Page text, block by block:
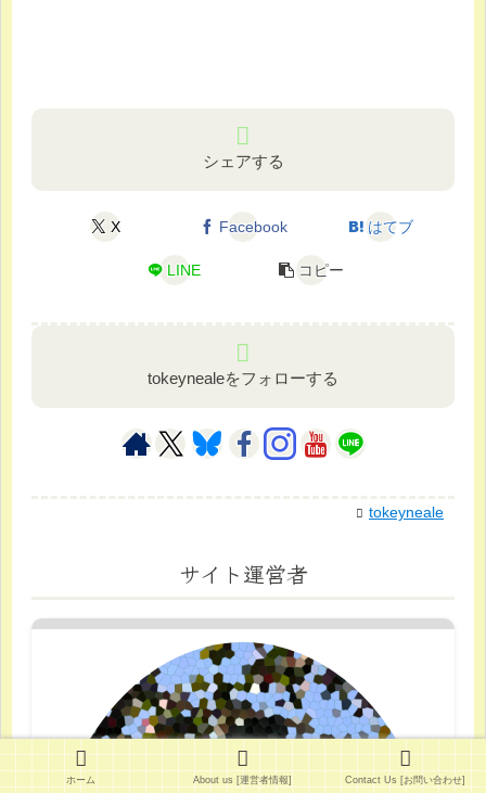
シェアする
X Facebook はてブ
LINE コピー
tokeynealeをフォローする
tokeyneale
サイト運営者
ホーム About us [運営者情報] Contact Us [お問い合わせ]